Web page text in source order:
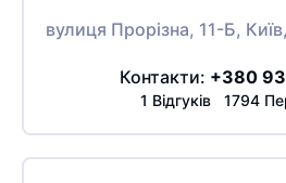
вулиця Прорізна, 11-Б,
Контакти: +380 93
1 Відгуків 1794